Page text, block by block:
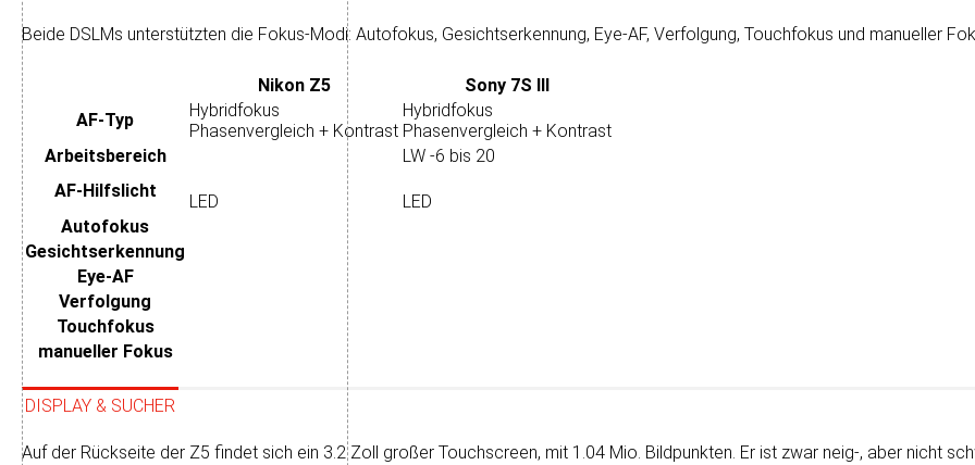
Beide DSLMs unterstützten die Fokus-Modi: Autofokus, Gesichtserkennung, Eye-AF, Verfolgung, Touchfokus und manueller
Nikon Z5
Sony 7S III
AF-Typ
Hybridfokus
Phasenvergleich + Kontrast
Hybridfokus
Phasenvergleich + Kontrast
Arbeits­bereich
LW -6 bis 20
AF-Hilfslicht
LED
LED
Autofokus
Gesichtserkennung
Eye-AF
Verfolgung
Touchfokus
manueller Fokus
DISPLAY & SUCHER
Auf der Rückseite der Z5 findet sich ein 3.2 Zoll großer Touch­screen, mit 1.04 Mio. Bild­punk­ten. Er ist zwar neig-, aber nicht